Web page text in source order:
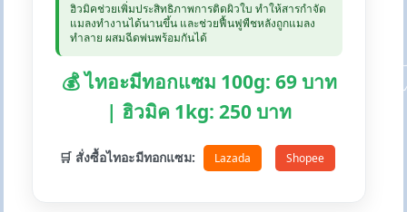
ฮิวมิคช่วยเพิ่มประสิทธิภาพการติดผิวใบ ทำให้สารกำจัด
แมลงทำงานได้นานขึ้น และช่วยฟื้นฟูพืชหลังถูกแมลง
ทำลาย ผสมฉีดพ่นพร้อมกันได้
💰 ไทอะมีทอกแซม 100g: 69 บาท
| ฮิวมิค 1kg: 250 บาท
🛒 สั่งซื้อไทอะมีทอกแซม: Lazada Shopee